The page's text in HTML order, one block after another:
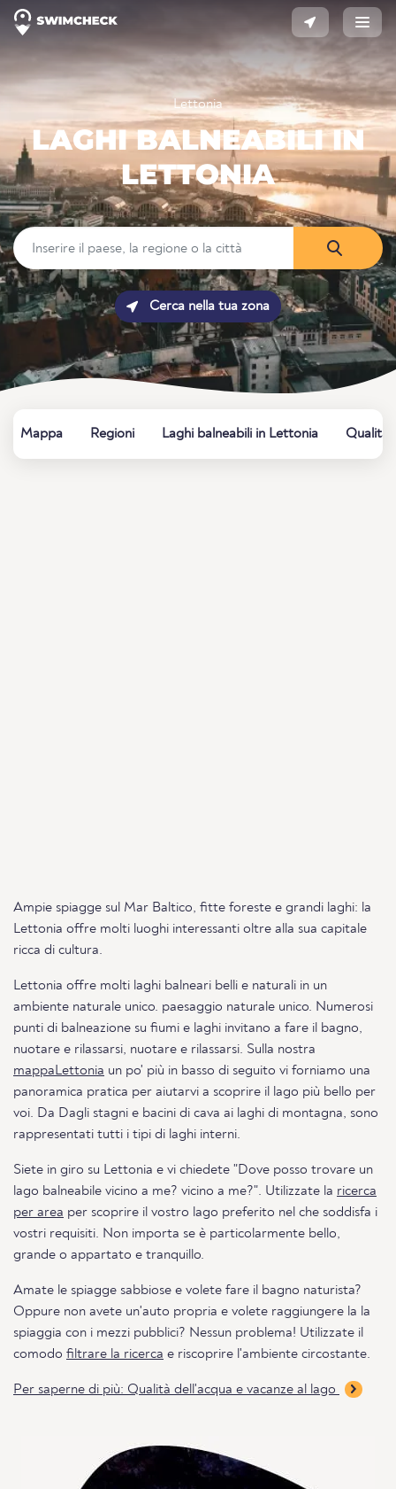
Lettonia
LAGHI BALNEABILI IN
LETTONIA
Cerca nella tua zona
Mappa Regioni Laghi balneabili in Lettonia Qualità
Ampie spiagge sul Mar Baltico, fitte foreste e grandi laghi: la
Lettonia offre molti luoghi interessanti oltre alla sua capitale
ricca di cultura.
Lettonia offre molti laghi balneari belli e naturali in un
ambiente naturale unico. paesaggio naturale unico. Numerosi
punti di balneazione su fiumi e laghi invitano a fare il bagno,
nuotare e rilassarsi, nuotare e rilassarsi. Sulla nostra
mappaLettonia un po' più in basso di seguito vi forniamo una
panoramica pratica per aiutarvi a scoprire il lago più bello per
voi. Da Dagli stagni e bacini di cava ai laghi di montagna, sono
rappresentati tutti i tipi di laghi interni.
Siete in giro su Lettonia e vi chiedete "Dove posso trovare un
lago balneabile vicino a me? vicino a me?". Utilizzate la ricerca
per area per scoprire il vostro lago preferito nel che soddisfa i
vostri requisiti. Non importa se è particolarmente bello,
grande o appartato e tranquillo.
Amate le spiagge sabbiose e volete fare il bagno naturista?
Oppure non avete un'auto propria e volete raggiungere la la
spiaggia con i mezzi pubblici? Nessun problema! Utilizzate il
comodo filtrare la ricerca e riscoprire l'ambiente circostante.
Per saperne di più: Qualità dell'acqua e vacanze al lago